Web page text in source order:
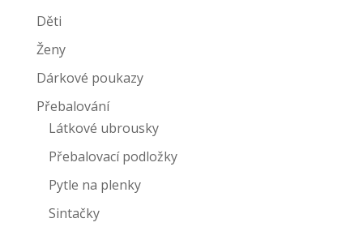
Děti
Ženy
Dárkové poukazy
Přebalování
Látkové ubrousky
Přebalovací podložky
Pytle na plenky
Sintačky